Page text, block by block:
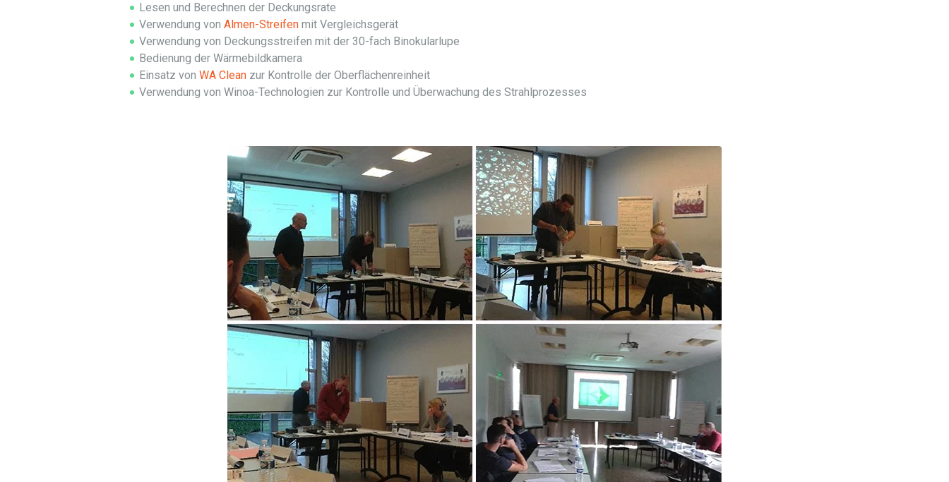
Lesen und Berechnen der Deckungsrate
Verwendung von Almen-Streifen mit Vergleichsgerät
Verwendung von Deckungsstreifen mit der 30-fach Binokularlupe
Bedienung der Wärmebildkamera
Einsatz von WA Clean zur Kontrolle der Oberflächenreinheit
Verwendung von Winoa-Technologien zur Kontrolle und Überwachung des Strahlprozesses